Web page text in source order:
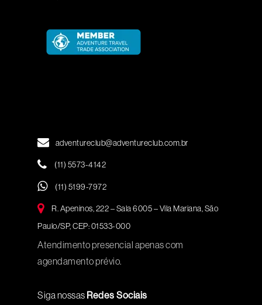
adventureclub@adventureclub.com.br
(11) 5573-4142
(11) 5199-7972
R. Apeninos, 222 – Sala 6005 – Vila Mariana, São
Paulo/SP, CEP: 01533-000
Atendimento presencial apenas com
agendamento prévio.
Siga nossas Redes Sociais